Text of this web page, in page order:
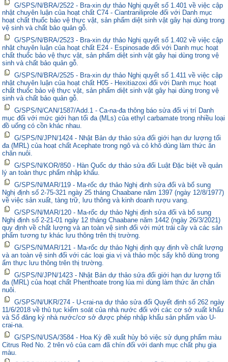
G/SPS/N/BRA/2522 - Bra-xin dự thảo Nghị quyết số 1.401 về việc cập
nhật chuyên luận của hoạt chất C74 - Ciantraniliprole đối với Danh mục
hoạt chất thuốc bảo vệ thực vật, sản phẩm diệt sinh vật gây hại dùng trong
vệ sinh và chất bảo quản gỗ.
G/SPS/N/BRA/2523 - Bra-xin dự thảo Nghị quyết số 1.402 về việc cập
nhật chuyên luận của hoạt chất E24 - Espinosade đối với Danh mục hoạt
chất thuốc bảo vệ thực vật, sản phẩm diệt sinh vật gây hại dùng trong vệ
sinh và chất bảo quản gỗ.
G/SPS/N/BRA/2525 - Bra-xin dự thảo Nghị quyết số 1.411 về việc cập
nhật chuyên luận của hoạt chất H05 - Hexitiazoxi đối với Danh mục hoạt
chất thuốc bảo vệ thực vật, sản phẩm diệt sinh vật gây hại dùng trong vệ
sinh và chất bảo quản gỗ.
G/SPS/N/CAN/1587/Add.1 - Ca-na-đa thông báo sửa đổi vị trí Danh
mục đối với mức giới hạn tối đa (MLs) của ethyl carbamate trong nhiều loại
đồ uống có cồn khác nhau.
G/SPS/N/JPN/1424 - Nhật Bản dự thảo sửa đổi giới hạn dư lượng tối
đa (MRL) của hoạt chất Acephate trong ngô và cỏ khô dùng làm thức ăn
chăn nuôi.
G/SPS/N/KOR/850 - Hàn Quốc dự thảo sửa đổi Luật Đặc biệt về quản
lý an toàn thực phẩm nhập khẩu.
G/SPS/N/MAR/119 - Ma-rốc dự thảo Nghị định sửa đổi và bổ sung
Nghị định số 2-75-321 ngày 25 tháng Chaabane năm 1397 (ngày 12/8/1977)
về việc sản xuất, tàng trữ, lưu thông và kinh doanh rượu vang.
G/SPS/N/MAR/120 - Ma-rốc dự thảo Nghị định sửa đổi và bổ sung
Nghị định số 2-21-01 ngày 12 tháng Chaabane năm 1442 (ngày 26/3/2021)
quy định về chất lượng và an toàn vệ sinh đối với mứt trái cây và các sản
phẩm tương tự khác lưu thông trên thị trường.
G/SPS/N/MAR/121 - Ma-rốc dự thảo Nghị định quy định về chất lượng
và an toàn vệ sinh đối với các loại gia vị và thảo mộc sấy khô dùng trong
ẩm thực lưu thông trên thị trường.
G/SPS/N/JPN/1423 - Nhật Bản dự thảo sửa đổi giới hạn dư lượng tối
đa (MRL) của hoạt chất Phenthoate trong lúa mì dùng làm thức ăn chăn
nuôi.
G/SPS/N/UKR/274 - U-crai-na dự thảo sửa đổi Quyết định số 262 ngày
11/6/2018 về thủ tục kiểm soát của nhà nước đối với các cơ sở xuất khẩu
và Sổ đăng ký nhà nước/cơ sở được phép nhập khẩu sản phẩm vào U-
crai-na.
G/SPS/N/USA/3584 - Hoa Kỳ đề xuất hủy bỏ việc sử dụng phẩm màu
Citrus Red No. 2 trên vỏ của cam đã chín đối với danh mục chất phụ gia
màu.